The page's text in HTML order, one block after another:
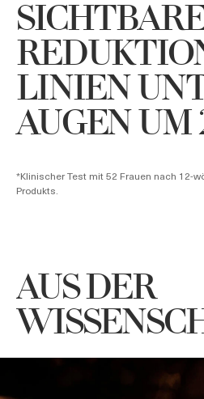
LINIEN
AUGEN UM
*Klinischer Test mit 52 Frauen nach 12-
Produkts.
Vorher
AUS DER